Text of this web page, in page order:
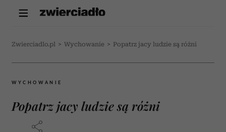
Zwierciadlo.pl > Wychowanie > Popatrz jacy ludzie są różni
WYCHOWANIE
Popatrz jacy ludzie są różni